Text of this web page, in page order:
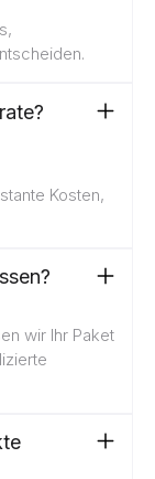
Kosten,
wir Ihr Paket